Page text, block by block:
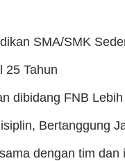
SMA/SMK
25 Tahun
dibidang FNB
Bertanggung
dengan tim dan